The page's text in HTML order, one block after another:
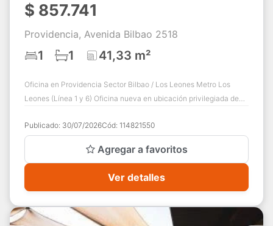
$ 857.741
Providencia, Avenida Bilbao 2518
1 1 41,33 m²
Oficina en Providencia Sector Bilbao / Los Leones Metro Los
Leones (Línea 1 y 6) Oficina nueva en ubicación privilegiada de
Publicado: 30/07/2026Cód: 114821550
Agregar a favoritos
Ver detalles